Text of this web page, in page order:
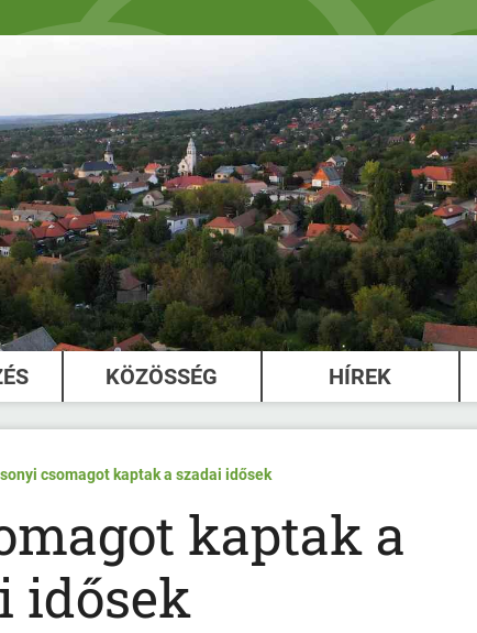
KÖZÖSSÉG HÍREK
csomagot kaptak a szadai idősek
kaptak a
idősek